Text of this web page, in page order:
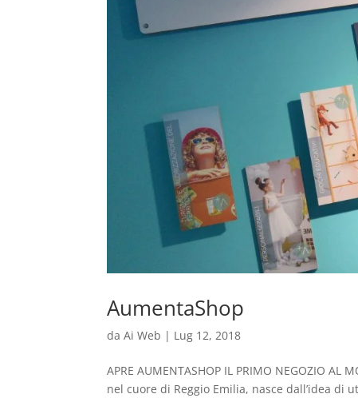
AumentaShop
daAi Web | Lug 12, 2018
APRE AUMENTASHOP IL PRIMO NEGOZIO
nel cuore di Reggio Emilia, nasce dall’idea